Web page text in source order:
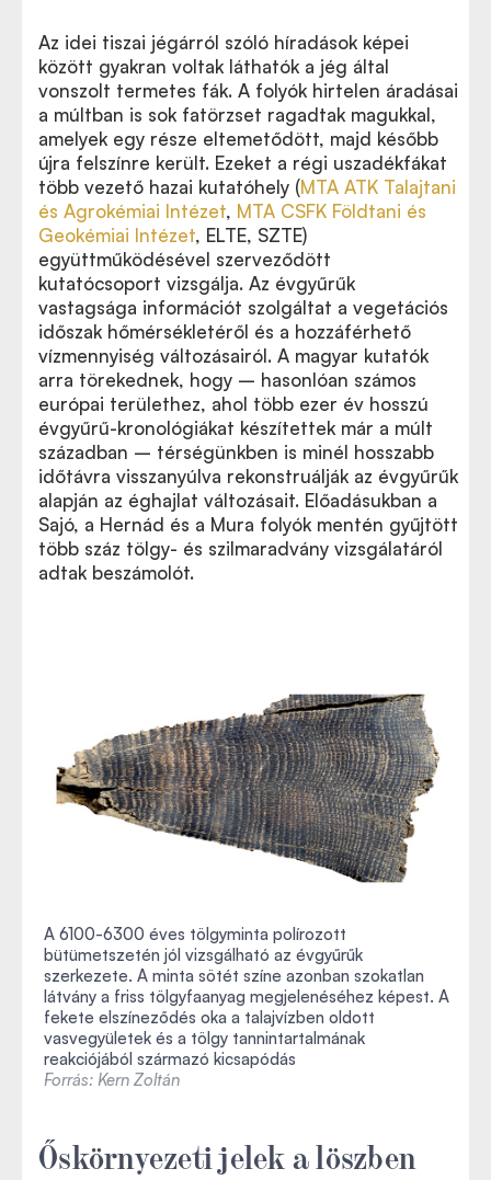
Az idei tiszai jégárról szóló híradások képei
között gyakran voltak láthatók a jég által
vonszolt termetes fák. A folyók hirtelen áradásai
a múltban is sok fatörzset ragadtak magukkal,
amelyek egy része eltemetődött, majd később
újra felszínre került. Ezeket a régi uszadékfákat
több vezető hazai kutatóhely (MTA ATK Talajtani
és Agrokémiai Intézet, MTA CSFK Földtani és
Geokémiai Intézet, ELTE, SZTE)
együttműködésével szerveződött
kutatócsoport vizsgálja. Az évgyűrűk
vastagsága információt szolgáltat a vegetációs
időszak hőmérsékletéről és a hozzáférhető
vízmennyiség változásairól. A magyar kutatók
arra törekednek, hogy – hasonlóan számos
európai területhez, ahol több ezer év hosszú
évgyűrű-kronológiákat készítettek már a múlt
században – térségünkben is minél hosszabb
időtávra visszanyúlva rekonstruálják az évgyűrűk
alapján az éghajlat változásait. Előadásukban a
Sajó, a Hernád és a Mura folyók mentén gyűjtött
több száz tölgy- és szilmaradvány vizsgálatáról
adtak beszámolót.
A 6100-6300 éves tölgyminta polírozott
bütümetszetén jól vizsgálható az évgyűrűk
szerkezete. A minta sötét színe azonban szokatlan
látvány a friss tölgyfaanyag megjelenéséhez képest. A
fekete elszíneződés oka a talajvízben oldott
vasvegyületek és a tölgy tannintartalmának
reakciójából származó kicsapódás
Forrás: Kern Zoltán
Őskörnyezeti jelek a löszben